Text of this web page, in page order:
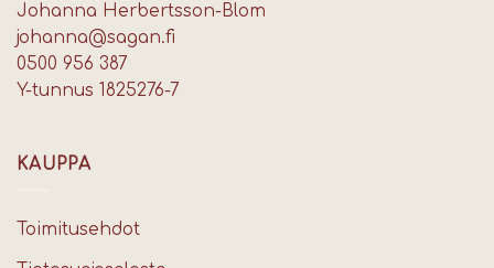
Johanna Herbertsson-Blom
johanna@sagan.fi
0500 956 387
Y-tunnus 1825276-7
KAUPPA
Toimitusehdot